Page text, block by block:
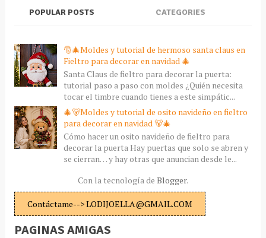
POPULAR POSTS CATEGORIES
🎅🎄Moldes y tutorial de hermoso santa claus en
Fieltro para decorar en navidad 🎄
Santa Claus de fieltro para decorar la puerta:
tutorial paso a paso con moldes ¿Quién necesita
tocar el timbre cuando tienes a este simpátic...
🎄🐻Moldes y tutorial de osito navideño en fieltro
para decorar en navidad 🐻🎄
Cómo hacer un osito navideño de fieltro para
decorar la puerta Hay puertas que solo se abren y
se cierran… y hay otras que anuncian desde le...
Con la tecnología de Blogger.
Contáctame--> LODIJOELLA@GMAIL.COM
PAGINAS AMIGAS